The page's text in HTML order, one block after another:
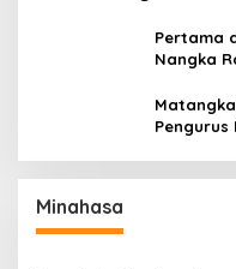
Pertama
Nangka
Pengurus
Minahasa